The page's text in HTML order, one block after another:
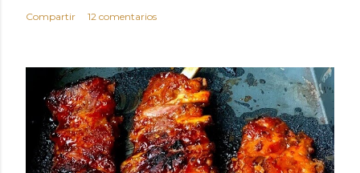
Compartir 12 comentarios